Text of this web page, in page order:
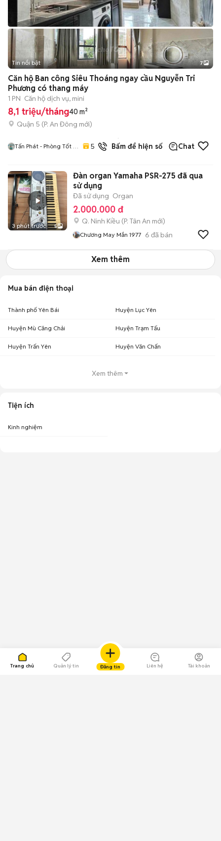
Trang chủ Quản lý tin Đăng tin Liên hệ Tài khoản
+2
Tin nổi bật 7
Căn hộ Ban công Siêu Thoáng ngay cầu Nguyễn Tri
Phương có thang máy
1 PN Căn hộ dịch vụ, mini
8,1 triệu/tháng40 m²
Quận 5 (P. An Đông mới)
Tấn Phát - Phòng Tốt /
5.0
đã
bán
Bấm để hiện số Chat
3 phút trước 5
Đàn organ Yamaha PSR-275 đã qua
sử dụng
Đã sử dụng Organ
2.000.000 đ
Q. Ninh Kiều (P. Tân An mới)
Chương May Mắn 1977 6 đã bán
Xem thêm
Mua bán điện thoại
Thành phố Yên Bái Huyện Lục Yên
Huyện Mù Căng Chải Huyện Trạm Tấu
Huyện Trấn Yên Huyện Văn Chấn
Xem thêm
Tiện ích
Kinh nghiệm